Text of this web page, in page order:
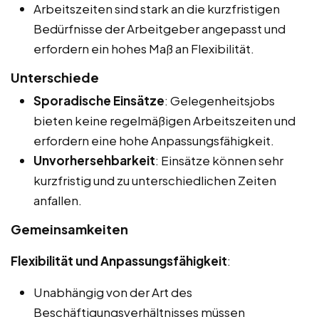
Arbeitszeiten sind stark an die kurzfristigen
Bedürfnisse der Arbeitgeber angepasst und
erfordern ein hohes Maß an Flexibilität.
Unterschiede
Sporadische Einsätze: Gelegenheitsjobs
bieten keine regelmäßigen Arbeitszeiten und
erfordern eine hohe Anpassungsfähigkeit.
Unvorhersehbarkeit: Einsätze können sehr
kurzfristig und zu unterschiedlichen Zeiten
anfallen.
Gemeinsamkeiten
Flexibilität und Anpassungsfähigkeit:
Unabhängig von der Art des
Beschäftigungsverhältnisses müssen